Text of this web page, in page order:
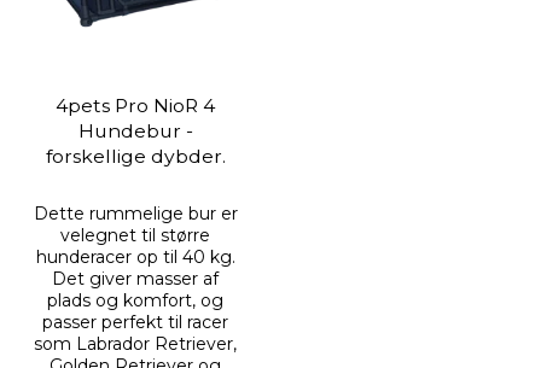
4pets Pro NioR 4
Hundebur -
forskellige dybder.
Dette rummelige bur er
velegnet til større
hunderacer op til 40 kg.
Det giver masser af
plads og komfort, og
passer perfekt til racer
som Labrador Retriever,